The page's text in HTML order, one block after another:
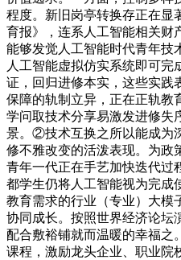
程度。新旧岗亭转换存正在显
育报》，连系人工智能相关财
能够发觉人工智能时代青年技
人工智能虚拟仿实系统即可
证，回归进修本实，这些实践
保障的轨制立异，正在正轨教
学问取技术分享易激发进修失
景。②技术互换之所以能成为
修不雅改变的活泼表现。为政
青年一代正在手艺加快迭代过
都学生仍将人工智能视为完成
教育需求的行业（专业）大模
协同成长。按照世界经济论坛
配合敷裕铺就而温暖的幸福之
课程，激励龙头企业、职业院